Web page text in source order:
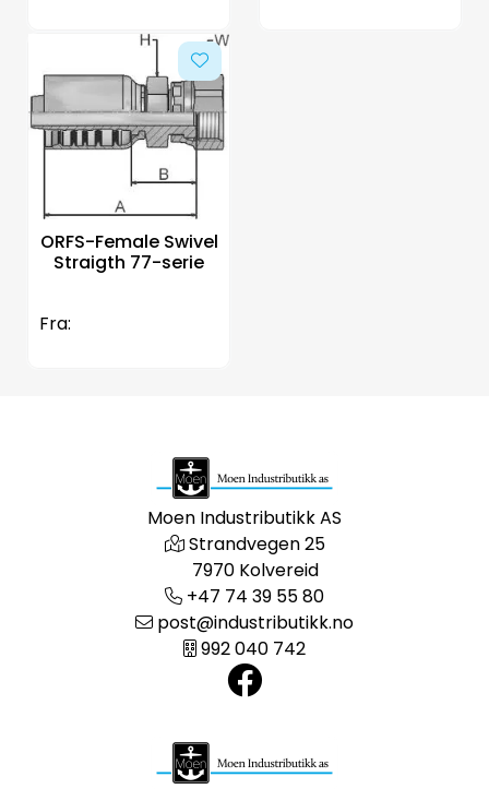
ORFS-Female Swivel
Straigth 77-serie
Fra:
Moen Industributikk AS
Strandvegen 25
7970 Kolvereid
+47 74 39 55 80
post@industributikk.no
992 040 742